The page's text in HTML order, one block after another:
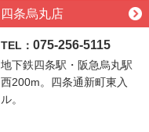
四条烏丸店
TEL： 075-256-5115
地下鉄四条駅・阪急烏丸駅
西200m。四条通新町東入
ル。